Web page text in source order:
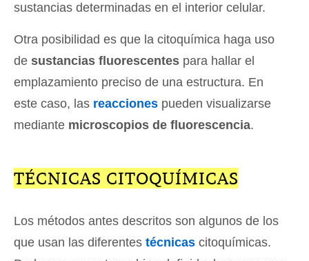
sustancias determinadas en el interior celular.
Otra posibilidad es que la citoquímica haga uso
de sustancias fluorescentes para hallar el
emplazamiento preciso de una estructura. En
este caso, las reacciones pueden visualizarse
mediante microscopios de fluorescencia.
TÉCNICAS CITOQUÍMICAS
Los métodos antes descritos son algunos de los
que usan las diferentes técnicas citoquímicas.